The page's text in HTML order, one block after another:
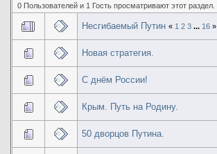
0 Пользователей и 1 Гость просматривают этот раздел.
Несгибаемый Путин « 1 2 3 ... 16 »
Новая стратегия.
С днём России!
Крым. Путь на Родину.
50 дворцов Путина.